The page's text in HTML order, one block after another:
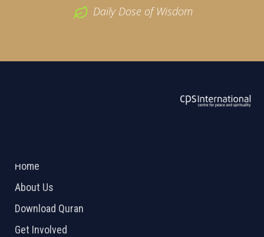
Daily Dose of Wisdom
Home
About Us
Download Quran
Get Involved